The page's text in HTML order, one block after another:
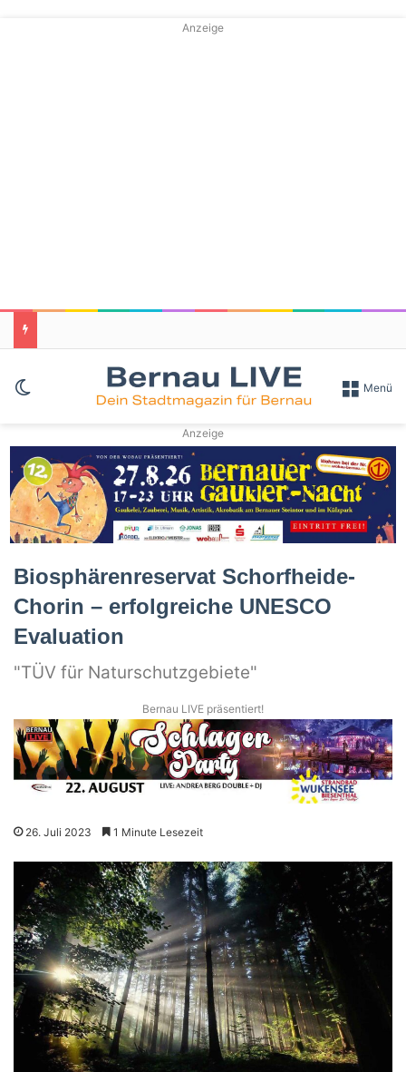
Anzeige
Skin umschalten Menü
Anzeige
Biosphärenreservat Schorfheide-
Chorin – erfolgreiche UNESCO
Evaluation
"TÜV für Naturschutzgebiete"
Bernau LIVE präsentiert!
26. Juli 2023 1 Minute Lesezeit